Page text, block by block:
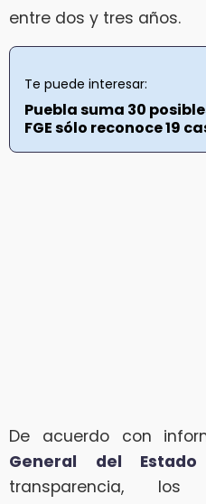
entre dos y tres años.
Te puede interesar:
Puebla suma 30
FGE sólo reconoce 19
De acuerdo con
General del Estado
transparencia, los